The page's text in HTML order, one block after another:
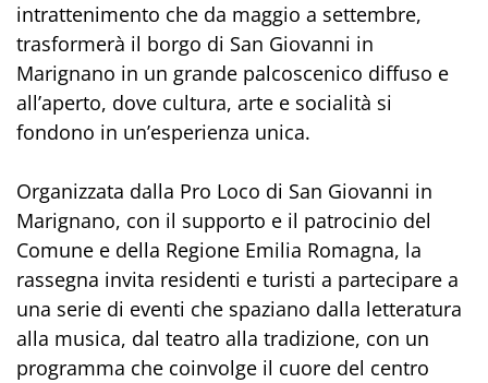
intrattenimento che da maggio a settembre,
trasformerà il borgo di San Giovanni in
Marignano in un grande palcoscenico diffuso e
all’aperto, dove cultura, arte e socialità si
fondono in un’esperienza unica.
Organizzata dalla Pro Loco di San Giovanni in
Marignano, con il supporto e il patrocinio del
Comune e della Regione Emilia Romagna, la
rassegna invita residenti e turisti a partecipare a
una serie di eventi che spaziano dalla letteratura
alla musica, dal teatro alla tradizione, con un
programma che coinvolge il cuore del centro